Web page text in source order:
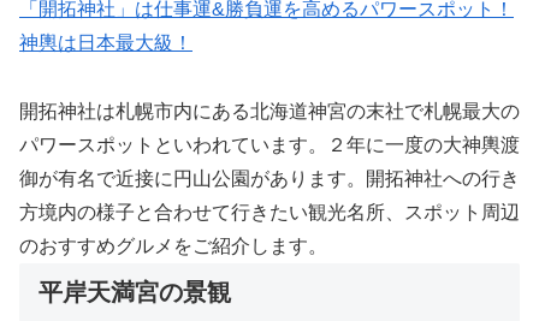
「開拓神社」は仕事運&勝負運を高めるパワースポット！
神輿は日本最大級！
開拓神社は札幌市内にある北海道神宮の末社で札幌最大の
パワースポットといわれています。２年に一度の大神輿渡
御が有名で近接に円山公園があります。開拓神社への行き
方境内の様子と合わせて行きたい観光名所、スポット周辺
のおすすめグルメをご紹介します。
平岸天満宮の景観